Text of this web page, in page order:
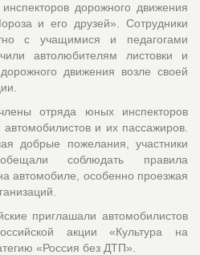
дорожного движения
и его друзей». Сотрудники
с учащимися и педагогами
автолюбителям листовки и
движения возле своей
отряда юных инспекторов
и их пассажиров.
добрые пожелания, участники
соблюдать правила
автомобиле, особенно проезжая
приглашали автомобилистов
акции «Культура на
«Россия без ДТП».